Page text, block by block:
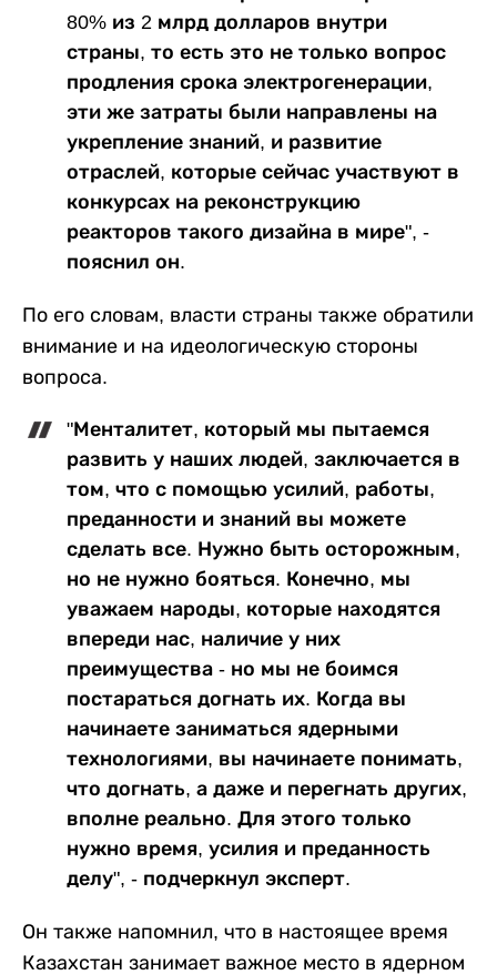
80% из 2 млрд долларов внутри
страны, то есть это не только вопрос
продления срока электрогенерации,
эти же затраты были направлены на
укрепление знаний, и развитие
отраслей, которые сейчас участвуют в
конкурсах на реконструкцию
реакторов такого дизайна в мире", -
пояснил он.
По его словам, власти страны также обратили
внимание и на идеологическую стороны
вопроса.
"Менталитет, который мы пытаемся
развить у наших людей, заключается в
том, что с помощью усилий, работы,
преданности и знаний вы можете
сделать все. Нужно быть осторожным,
но не нужно бояться. Конечно, мы
уважаем народы, которые находятся
впереди нас, наличие у них
преимущества - но мы не боимся
постараться догнать их. Когда вы
начинаете заниматься ядерными
технологиями, вы начинаете понимать,
что догнать, а даже и перегнать других,
вполне реально. Для этого только
нужно время, усилия и преданность
делу", - подчеркнул эксперт.
Он также напомнил, что в настоящее время
Казахстан занимает важное место в ядерном